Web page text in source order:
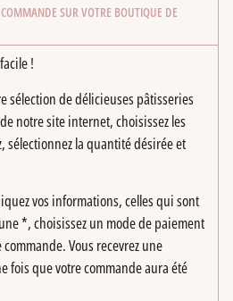
SUR VOTRE BOUTIQUE DE
!
sélection de délicieuses pâtisseries
notre site internet, choisissez les
sélectionnez la quantité désirée et
vos informations, celles qui sont
*, choisissez un mode de paiement
Vous recevrez une
fois que votre commande aura été